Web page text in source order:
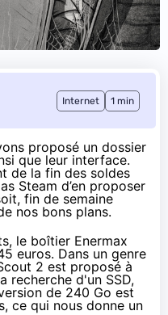
Internet 1 min
proposé un dossier
que leur interface.
de la fin des soldes
Steam d’en proposer
fin de semaine
nos bons plans.
le boîtier Enermax
euros. Dans un genre
2 est proposé à
recherche d'un SSD,
de 240 Go est
, ce qui nous donne un